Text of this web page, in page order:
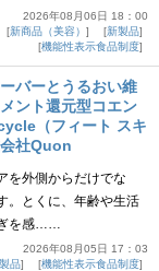
2026年08月06日 18：00
新商品（美容）
新製品
機能性表示食品制度
バーとうるおい維
ント還元型コエン
（フィート スキ
社Quon
を外側からだけでな
。とくに、年齢や生活
を感……
2026年08月05日 17：03
品 機能性表示食品制度